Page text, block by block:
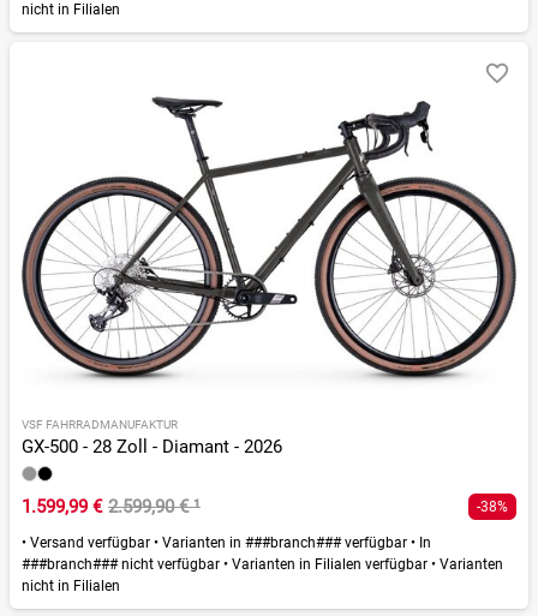
nicht in Filialen
VSF FAHRRADMANUFAKTUR
GX-500 - 28 Zoll - Diamant - 2026
1.599,99 € 2.599,90 €¹ -38%
• Versand verfügbar • Varianten in ###branch### verfügbar • In
###branch### nicht verfügbar • Varianten in Filialen verfügbar • Varianten
nicht in Filialen